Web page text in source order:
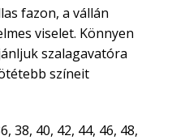
fazon, a vállán
viselet. Könnyen
szalagavatóra
színeit
38, 40, 42, 44, 46, 48,